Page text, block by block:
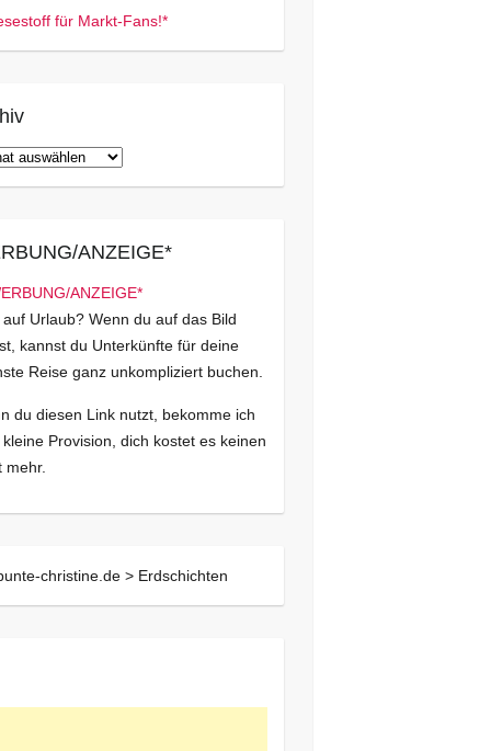
ANZEIGE*
auf Urlaub? Wenn du auf das Bild
kannst du Unterkünfte für deine
Reise ganz unkompliziert buchen.
du diesen Link nutzt, bekomme ich
Provision, dich kostet es keinen
mehr.
christine.de > Erdschichten